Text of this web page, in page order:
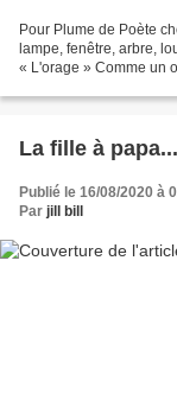
Pour Plume de Poète
lampe, fenêtre, arbre,
« L'orage » Comme un
La fille à papa...
Publié le 16/08/2020 à
Par jill bill